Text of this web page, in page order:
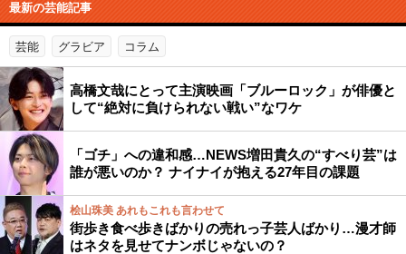
最新の芸能記事
芸能 グラビア コラム
高橋文哉にとって主演映画「ブルーロック」が俳優と
して“絶対に負けられない戦い”なワケ
「ゴチ」への違和感…NEWS増田貴久の“すべり芸”は
誰が悪いのか？ ナイナイが抱える27年目の課題
桧山珠美 あれもこれも言わせて
街歩き食べ歩きばかりの売れっ子芸人ばかり…漫才師
はネタを見せてナンボじゃないの？